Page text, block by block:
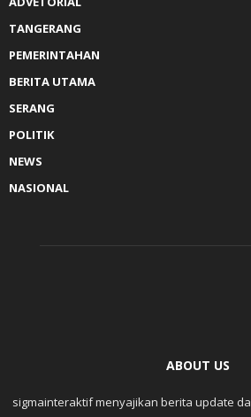
TANGERANG
PEMERINTAHAN
BERITA UTAMA
SERANG
POLITIK
NEWS
NASIONAL
ABOUT US
sigmainteraktif menyajikan berita update